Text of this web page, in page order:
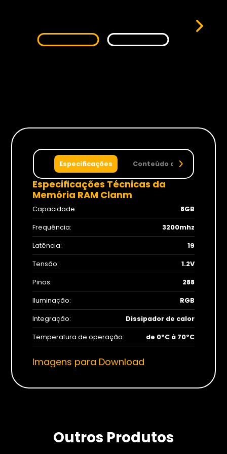
Memórias RAM
Placas-mãe
SSDs M2
SSDs SATA
Monitores
Gamer
Suportes
Para Monitores
Para TV’s
Cadeiras
Seja Revenda
Especificações Conteúdo da caixa
Especificações Técnicas da
Memória RAM Clanm
Capacidade: 8GB
Frequência: 3200mhz
Latência: 19
Tensão: 1.2V
Pinos: 288
Iluminação: RGB
Integração: Dissipador de calor
Temperatura de operação: de 0ºC à 70ºC
Imagens para Download
Outros Produtos